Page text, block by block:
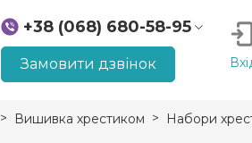
+38 (068) 680-58-95
+38 (066) 207-14-90
Замовити дзвінок
Вишивка хрестиком
Набори